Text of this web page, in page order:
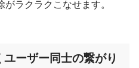
ラクラクこなせます。
ーザー同士の繋がり